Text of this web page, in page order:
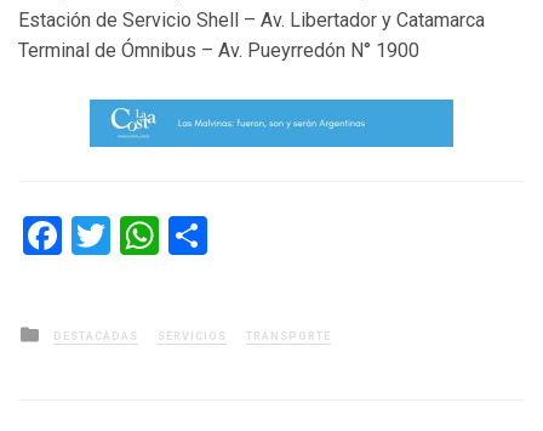
Estación de Servicio Shell – Av. Libertador y Catamarca
Terminal de Ómnibus – Av. Pueyrredón N° 1900
Facebook
TwitterWhatsApp
Posted
in
DESTACADAS SERVICIOS TRANSPORTE